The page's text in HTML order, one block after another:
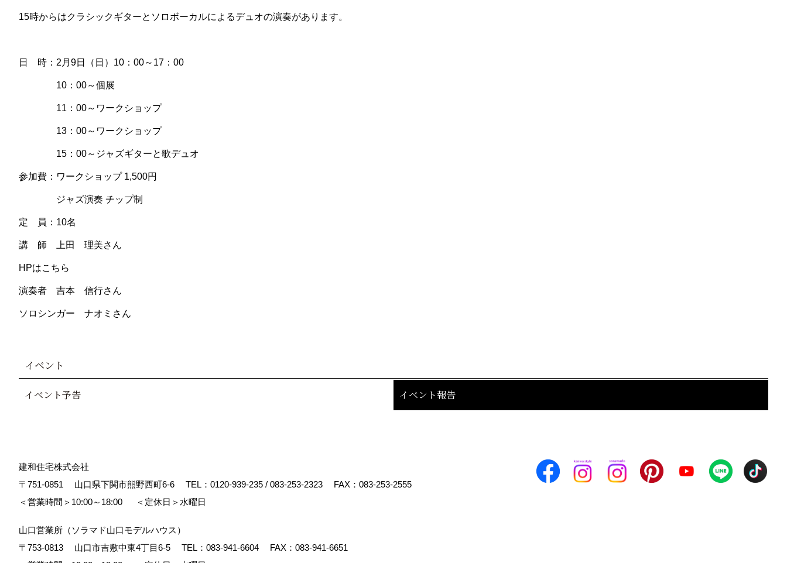
15時からはクラシックギターとソロボーカルによるデュオの演奏があります。
日 時：2月9日（日）10：00～17：00
10：00～個展
11：00～ワークショップ
13：00～ワークショップ
15：00～ジャズギターと歌デュオ
参加費：ワークショップ 1,500円
ジャズ演奏 チップ制
定 員：10名
講 師 上田 理美さん
HPはこちら
演奏者 吉本 信行さん
ソロシンガー ナオミさん
イベント
イベント予告 イベント報告
建和住宅株式会社
〒751-0851
山口県下関市熊野西町6-6 TEL： 0120-939-235 / 083-253-2323
FAX：083-253-2555
＜営業時間＞10:00～18:00
＜定休日＞水曜日
山口営業所（ソラマド山口モデルハウス）
〒753-0813
山口市吉敷中東4丁目6-5 TEL： 083-941-6604
FAX：083-941-6651